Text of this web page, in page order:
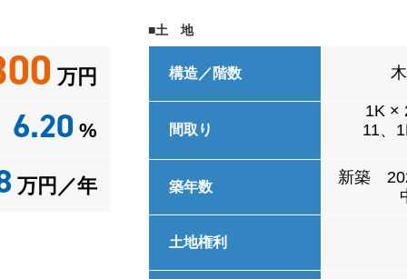
万円
6.20 %
万円／年
■土 地
構造／階数
間取り
1K ×
11、
築年数
新築
土地権利